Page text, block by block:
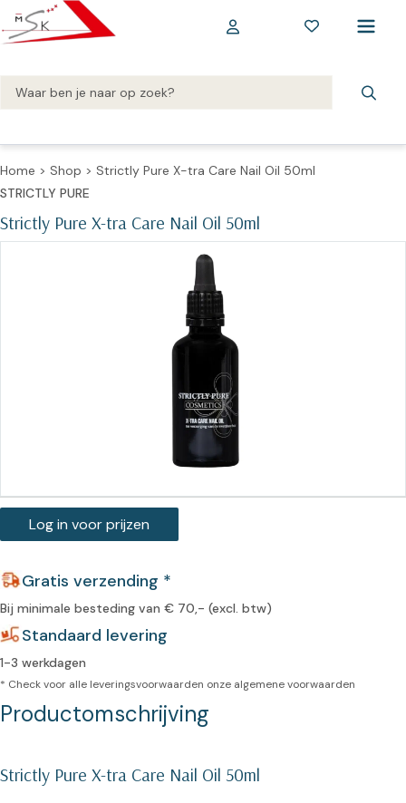
Home > Shop > Strictly Pure X-tra Care Nail Oil 50ml
Strictly Pure X-tra Care Nail Oil 50ml
STRICTLY PURE
Log in voor prijzen
Gratis verzending *
Bij minimale besteding van € 70,- (excl. btw)
Standaard levering
1-3 werkdagen
* Check voor alle leveringsvoorwaarden onze algemene voorwaarden
Productomschrijving
Strictly Pure X-tra Care Nail Oil 50ml